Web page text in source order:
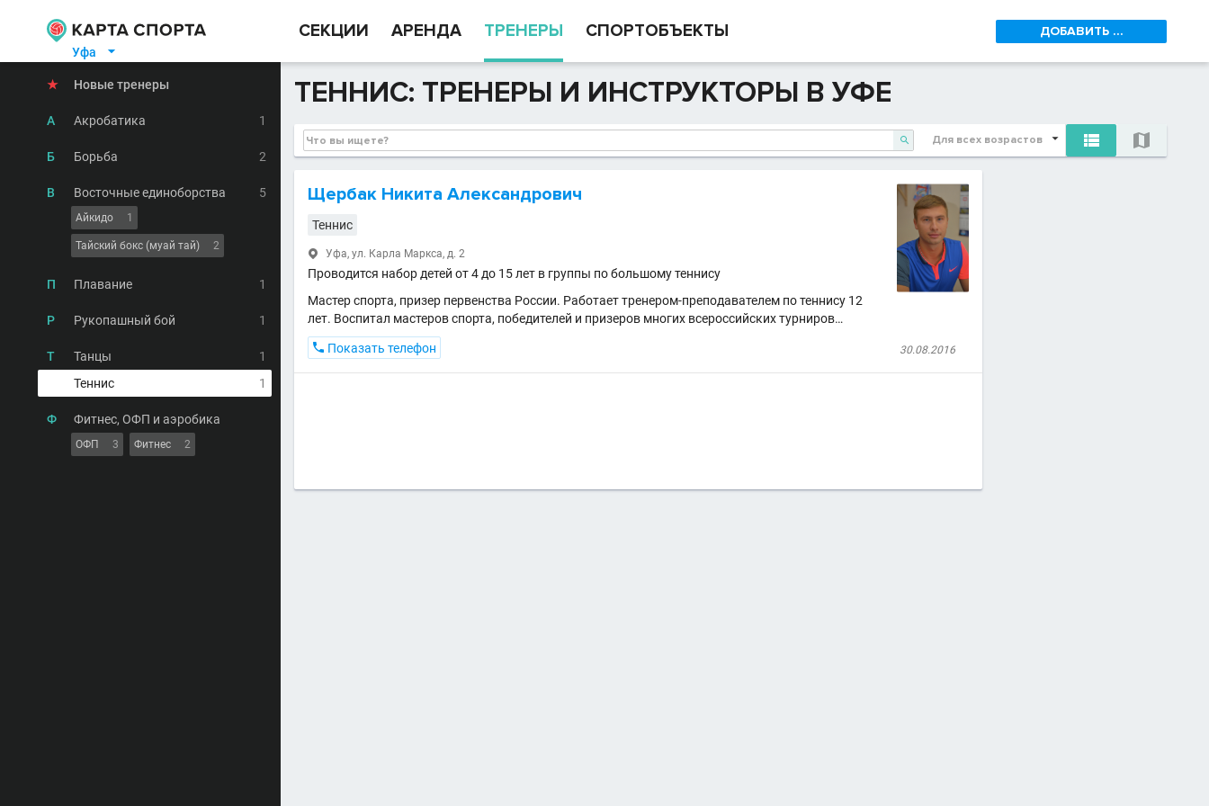
Уфа 
СЕКЦИИ АРЕНДА ТРЕНЕРЫ СПОРТОБЪЕКТЫ ДОБАВИТЬ ...
★ Новые тренеры
А Акробатика 1
Б Борьба 2
В Восточные единоборства 5
Айкидо 1
Тайский бокс (муай тай) 2
П Плавание 1
Р Рукопашный бой 1
Т Танцы
1
Теннис
1
Ф Фитнес, ОФП и аэробика
ОФП 3 Фитнес 2
ТЕННИС: ТРЕНЕРЫ И ИНСТРУКТОРЫ В УФЕ
 Для всех возрастов  
Щербак Никита Александрович
Теннис
 Уфа, ул. Карла Маркса, д. 2
Проводится набор детей от 4 до 15 лет в группы по большому теннису
Мастер спорта, призер первенства России. Работает тренером-преподавателем по теннису 12
лет. Воспитал мастеров спорта, победителей и призеров многих всероссийских турниров…
30.08.2016
 Показать телефон